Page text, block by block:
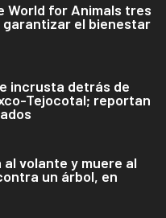
World for Animals tres
el bienestar
incrusta detrás de
Tejocotal; reportan
al volante y muere al
un árbol, en